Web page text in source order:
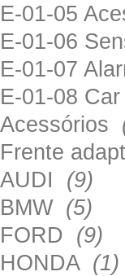
E-01-05
E-01-06
E-01-07
E-01-08
Acessórios
Frente
AUDI (9)
BMW (5)
FORD (9)
HONDA (1)